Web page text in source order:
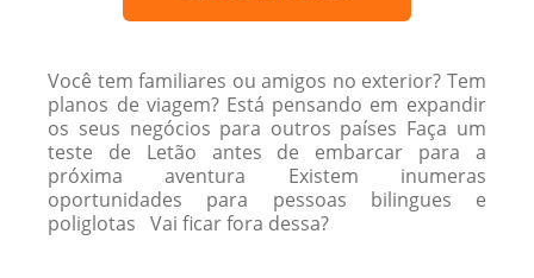
Você tem familiares ou amigos no exterior? Tem
planos de viagem? Está pensando em expandir
os seus negócios para outros países Faça um
teste de Letão antes de embarcar para a
próxima aventura Existem inumeras
oportunidades para pessoas bilingues e
poliglotas Vai ficar fora dessa?